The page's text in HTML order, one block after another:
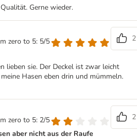
Gerne wieder.
zero to 5: 5/5
2
lieben sie. Der Deckel ist zwar leicht
Hasen eben drin und mümmeln.
zero to 5: 2/5
2
aber nicht aus der Raufe